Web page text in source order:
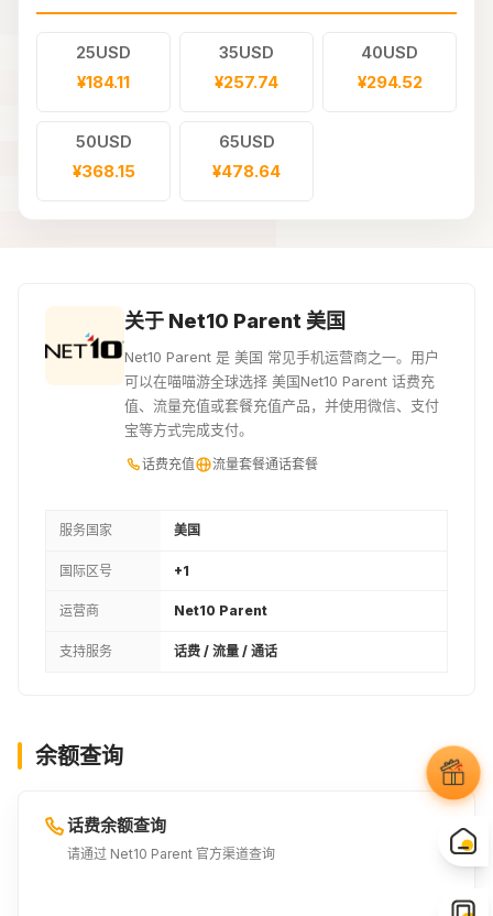
25USD
¥184.11
35USD
¥257.74
40USD
¥294.52
50USD
¥368.15
65USD
¥478.64
关于 Net10 Parent 美国
Net10 Parent 是 美国 常见手机运营商之一。用户
可以在喵喵游全球选择 美国Net10 Parent 话费充
值、流量充值或套餐充值产品，并使用微信、支付
宝等方式完成支付。
话费充值 流量套餐通话套餐
服务国家 美国
国际区号 +1
运营商 Net10 Parent
支持服务 话费 / 流量 / 通话
余额查询
话费余额查询
请通过 Net10 Parent 官方渠道查询